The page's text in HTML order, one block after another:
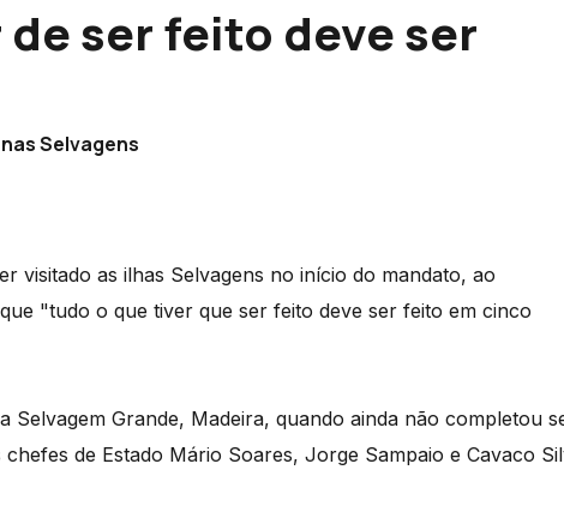
ser feito deve ser
Selvagens
visitado as ilhas Selvagens no início do mandato, ao
"tudo o que tiver que ser feito deve ser feito em cinco
Selvagem Grande, Madeira, quando ainda não completou
de Estado Mário Soares, Jorge Sampaio e Cavaco